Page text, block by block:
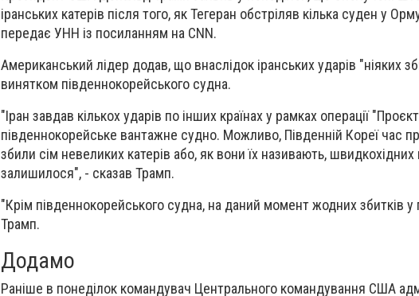
іранських катерів після того, як Тегеран обстріляв кілька суден у
передає УНН із посиланням на CNN.
Американський лідер додав, що внаслідок іранських ударів "ніяких
винятком південнокорейського судна.
"Іран завдав кількох ударів по інших країнах у рамках операції
південнокорейське вантажне судно. Можливо, Південній Кореї час
збили сім невеликих катерів або, як вони їх називають,
залишилося", - сказав Трамп.
"Крім південнокорейського судна, на даний момент жодних збитків
Трамп.
Додамо
Раніше в понеділок командувач Центрального командування США